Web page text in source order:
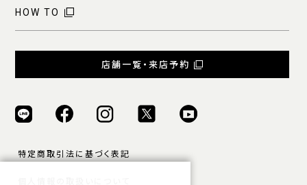
HOW TO
店舗一覧・来店予約
特定商取引法に基づく表記